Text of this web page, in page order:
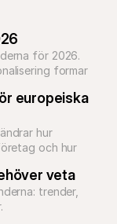
för 2026.
formar
europeiska
hur
och hur
veta
trender,